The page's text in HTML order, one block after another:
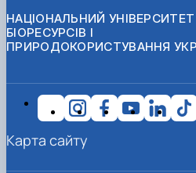
НАЦІОНАЛЬНИЙ УНІВЕРСИТЕТ
БІОРЕСУРСІВ І
ПРИРОДОКОРИСТУВАННЯ
Карта сайту